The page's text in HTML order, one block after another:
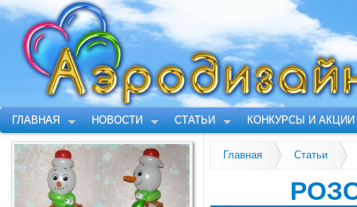
ГЛАВНАЯ НОВОСТИ СТАТЬИ КОНКУРСЫ И АКЦИИ
Главная Статьи